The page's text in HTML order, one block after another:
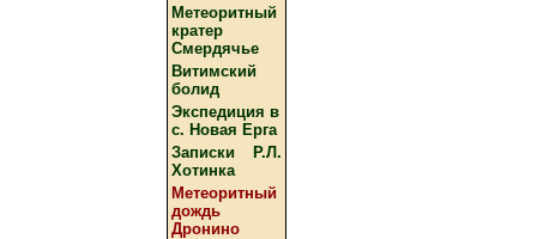
Метеоритный
кратер
Смердячье
Витимский
болид
Экспедиция в
с. Новая Ерга
Записки Р.Л.
Хотинка
Метеоритный
дождь
Дронино